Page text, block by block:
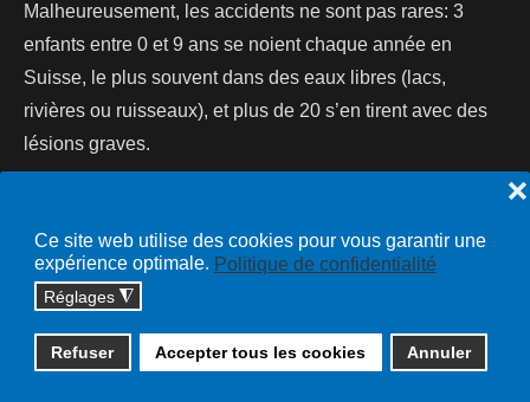
Ce site web utilise des cookies pour vous garantir une
expérience optimale. Politique de confidentialité
Réglages ◮
Refuser Accepter tous les cookies Annuler
❌
Malheureusement, les accidents ne sont pas rares: 3
enfants entre 0 et 9 ans se noient chaque année en
Suisse, le plus souvent dans des eaux libres (lacs,
rivières ou ruisseaux), et plus de 20 s’en tirent avec des
lésions graves.
Copyright © 2026 cossonay.ch - tous droits réservés | site :
solutions informatiques